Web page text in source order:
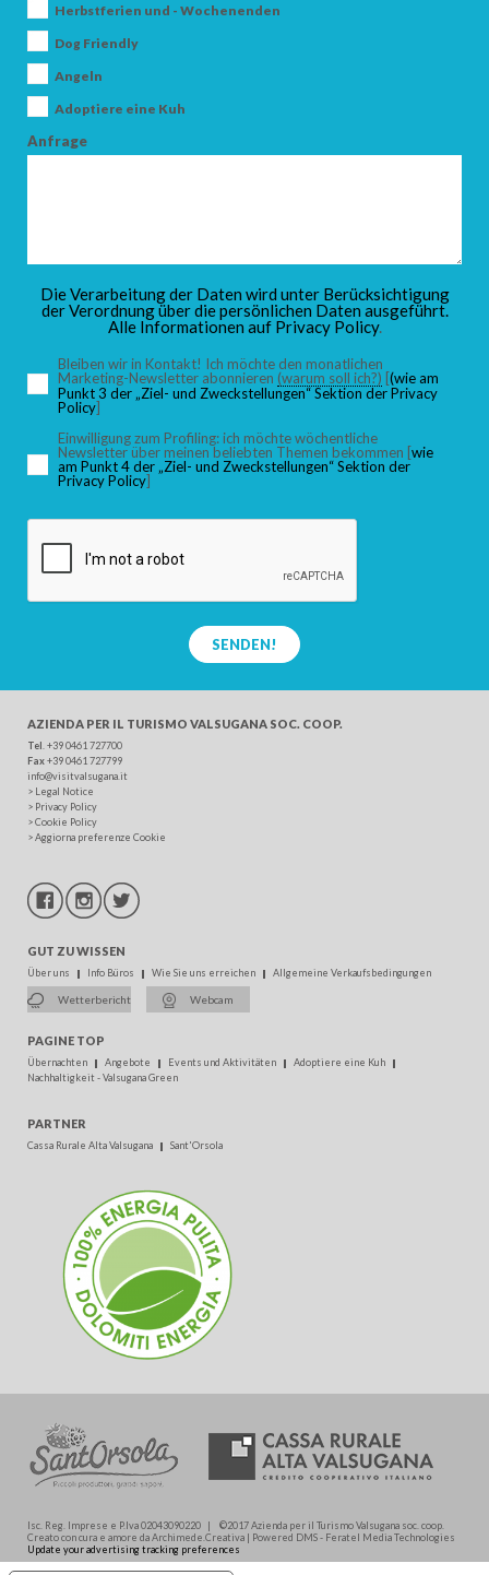
KINDER
Herbstferien und - Wochenenden
Dog Friendly
Angeln
Adoptiere eine Kuh
Anfrage
Die Verarbeitung der Daten wird unter Berücksichtigung
der Verordnung über die persönlichen Daten ausgeführt.
Alle Informationen auf Privacy Policy.
Bleiben wir in Kontakt! Ich möchte den monatlichen
Marketing-Newsletter abonnieren (warum soll ich?) [(wie am
Punkt 3 der „Ziel- und Zweckstellungen“ Sektion der Privacy
Policy]
Einwilligung zum Profiling: ich möchte wöchentliche
Newsletter über meinen beliebten Themen bekommen [wie
am Punkt 4 der „Ziel- und Zweckstellungen“ Sektion der
Privacy Policy]
SENDEN!
AZIENDA PER IL TURISMO VALSUGANA SOC. COOP.
Tel . +39 0461 727700
Fax+39 0461 727799
info@visitvalsugana.it
> Legal Notice
> Privacy Policy
>Cookie Policy
>Aggiorna preferenze Cookie
GUT ZU WISSEN
Über uns Info Büros Wie Sie uns erreichen Allgemeine Verkaufsbedingungen
Wetterbericht Webcam
PAGINE TOP
Übernachten Angebote Events und Aktivitäten
Adoptiere eine Kuh
Nachhaltigkeit - Valsugana Green
PARTNER
Cassa Rurale Alta Valsugana Sant'Orsola
Isc. Reg. Imprese e P.Iva 02043090220 | ©2017 Azienda per il Turismo Valsugana soc. coop.
Creato con cura e amore da Archimede.Creativa | Powered DMS - Feratel Media Technologies
Update your advertising tracking preferences